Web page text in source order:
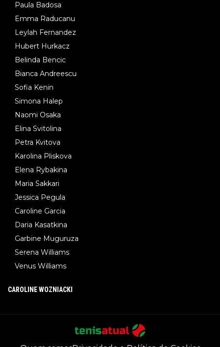
Paula Badosa
Emma Raducanu
Leylah Fernandez
Hubert Hurkacz
Belinda Bencic
Bianca Andreescu
Sofia Kenin
Simona Halep
Naomi Osaka
Elina Svitolina
Petra Kvitova
Karolina Pliskova
Elena Rybakina
Maria Sakkari
Jessica Pegula
Caroline Garcia
Daria Kasatkina
Garbine Muguruza
Serena Williams
Venus Williams
CAROLINE WOZNIACKI